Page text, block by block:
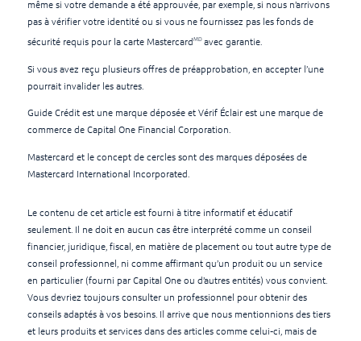
même si votre demande a été approuvée, par exemple, si nous n’arrivons
pas à vérifier votre identité ou si vous ne fournissez pas les fonds de
sécurité requis pour la carte Mastercard MD avec garantie.
Si vous avez reçu plusieurs offres de préapprobation, en accepter l’une
pourrait invalider les autres.
Guide Crédit est une marque déposée et Vérif Éclair est une marque de
commerce de Capital One Financial Corporation.
Mastercard et le concept de cercles sont des marques déposées de
Mastercard International Incorporated.
Le contenu de cet article est fourni à titre informatif et éducatif
seulement. Il ne doit en aucun cas être interprété comme un conseil
financier, juridique, fiscal, en matière de placement ou tout autre type de
conseil professionnel, ni comme affirmant qu’un produit ou un service
en particulier (fourni par Capital One ou d’autres entités) vous convient.
Vous devriez toujours consulter un professionnel pour obtenir des
conseils adaptés à vos besoins. Il arrive que nous mentionnions des tiers
et leurs produits et services dans des articles comme celui-ci, mais de